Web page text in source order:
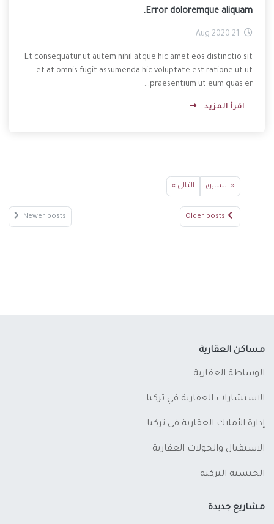
Error doloremque aliquam.
21 Aug 2020
Et consequatur ut autem nihil atque hic amet eos distinctio sit
et at omnis fugit assumenda hic voluptate est ratione ut ut
praesentium ut eum quas er...
اقرأ المزيد
« السابق التالي »
Older posts
Newer posts
مساكن العقارية
الوساطة العقارية
الاستشارات العقارية في تركيا
إدارة الأملاك العقارية في تركيا
الاستقبال والجولات العقارية
الجنسية التركية
مشاريع جديدة